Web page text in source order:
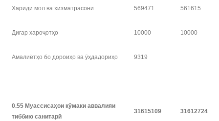
Хариди мол ва хизматрасони 569471 561615
Дигар хароҷотҳо 10000 10000
Амалиётҳо бо дороиҳо ва ӯҳдадориҳо 9319
0.55 Муассисаҳои кӯмаки аввалияи
тиббию санитарӣ
31615109 31612724